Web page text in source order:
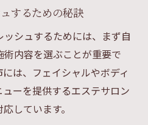
ステの本当の魅力とは
美容と健康の実感ポイン
エステの活用術を解説
限引き出すアフターケア
く静岡のエステ選び
するための秘訣
シュするためには、まず自
内容を選ぶことが重要で
は、フェイシャルやボディ
ーを提供するエステサロン
しています。